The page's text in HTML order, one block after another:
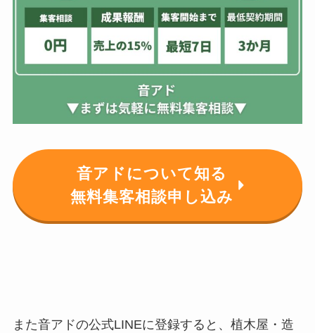
音アドについて知る
無料集客相談申し込み
また音アドの公式LINEに登録すると、植木屋・造